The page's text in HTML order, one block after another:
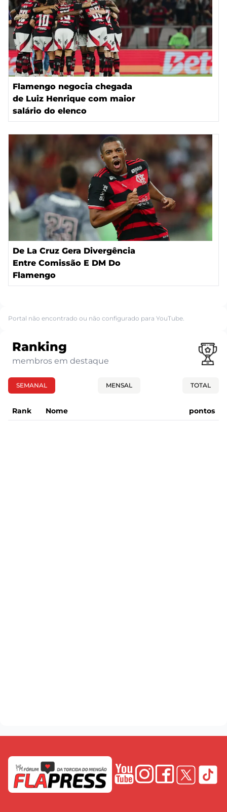
Flamengo negocia chegada
de Luiz Henrique com maior
salário do elenco
De La Cruz Gera Divergência
Entre Comissão E DM Do
Flamengo
Portal não encontrado ou não configurado para YouTube.
Ranking
membros em destaque
SEMANAL MENSAL TOTAL
Rank Nome pontos